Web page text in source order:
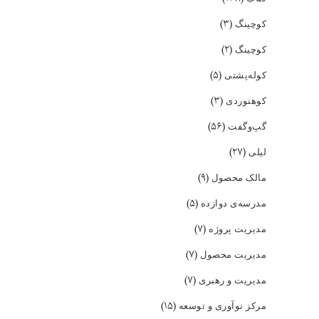
کوچینگ (۳)
کوچینگ (۲)
کوله‌پشتی (۵)
کوهنوردی (۳)
گپ‌و‌گفت (۵۶)
لیلی (۲۷)
مالک محصول (۹)
مدرسه‌ی دوازده (۵)
مدیریت پروژه (۷)
مدیریت محصول (۷)
مدیریت و رهبری (۷)
مرکز نوآوری و توسعه (۱۵)